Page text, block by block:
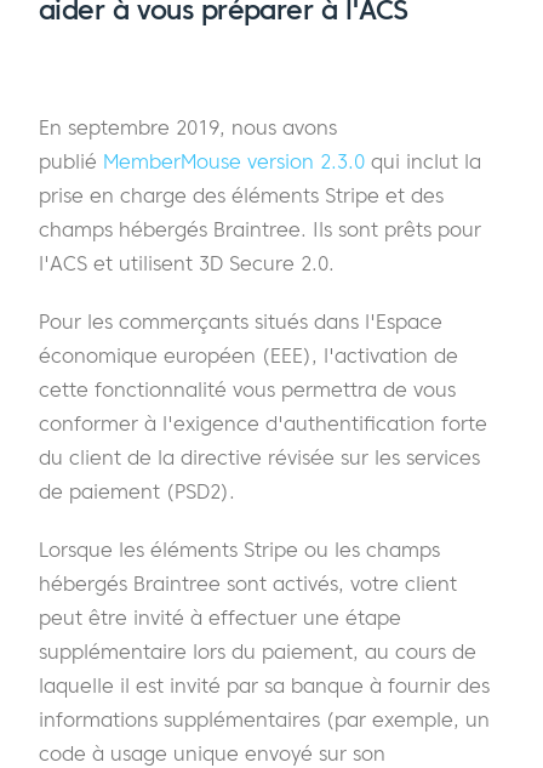
aider à vous préparer à l'ACS
En septembre 2019, nous avons
publié MemberMouse version 2.3.0 qui inclut la
prise en charge des éléments Stripe et des
champs hébergés Braintree. Ils sont prêts pour
l'ACS et utilisent 3D Secure 2.0.
Pour les commerçants situés dans l'Espace
économique européen (EEE), l'activation de
cette fonctionnalité vous permettra de vous
conformer à l'exigence d'authentification forte
du client de la directive révisée sur les services
de paiement (PSD2).
Lorsque les éléments Stripe ou les champs
hébergés Braintree sont activés, votre client
peut être invité à effectuer une étape
supplémentaire lors du paiement, au cours de
laquelle il est invité par sa banque à fournir des
informations supplémentaires (par exemple, un
code à usage unique envoyé sur son